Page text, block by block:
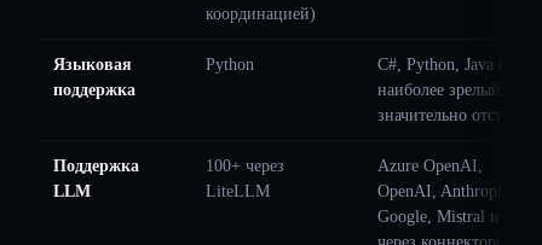
координацией)
Языковая
поддержка
Python
C#, Python, Java (C#
наиболее зрелый; Java
значительно отстаёт)
Поддержка
LLM
100+ через
LiteLLM
Azure OpenAI,
OpenAI, Anthropic,
Google, Mistral и 20+